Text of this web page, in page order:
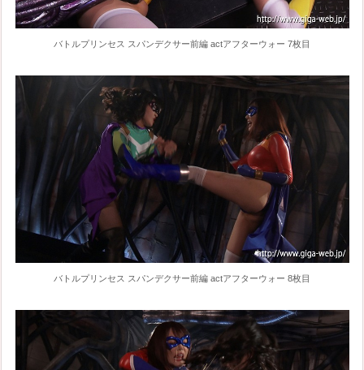
バトルプリンセス スパンデクサー前編 actアフターウォー 7枚目
バトルプリンセス スパンデクサー前編 actアフターウォー 8枚目